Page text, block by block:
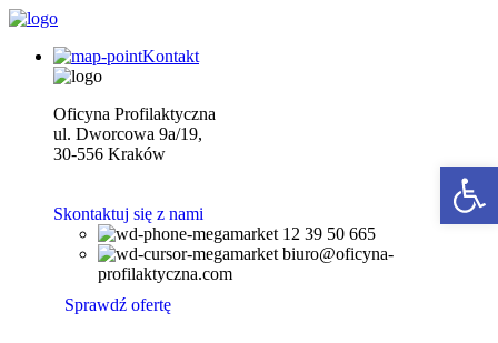
Kontakt
Oficyna Profilaktyczna
ul. Dworcowa 9a/19,
30-556 Kraków
Skontaktuj się z nami
12 39 50 665
biuro@oficyna-
profilaktyczna.com
Sprawdź ofertę